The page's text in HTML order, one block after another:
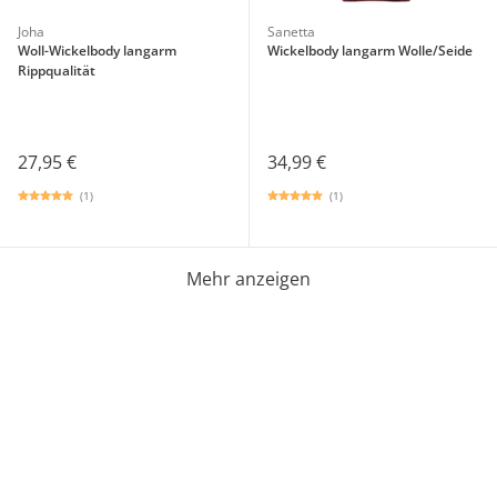
Joha
Woll-Wickelbody langarm
Rippqualität
27,95 €
(1)
Sanetta
Wickelbody langarm Wolle/Seide
34,99 €
(1)
Mehr anzeigen